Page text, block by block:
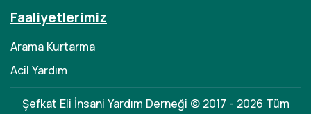
Faaliyetlerimiz
Arama Kurtarma
Acil Yardım
Şefkat Eli İnsani Yardım Derneği © 2017 - 2026 Tüm